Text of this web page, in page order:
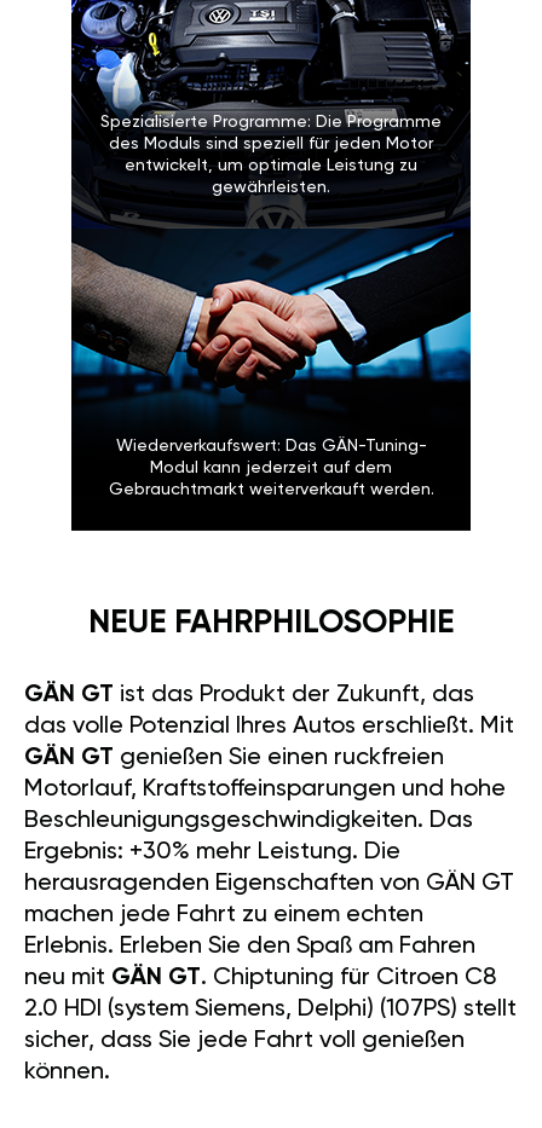
Spezialisierte Programme: Die Programme
des Moduls sind speziell für jeden Motor
entwickelt, um optimale Leistung zu
gewährleisten.
Wiederverkaufswert: Das GÄN-Tuning-
Modul kann jederzeit auf dem
Gebrauchtmarkt weiterverkauft werden.
NEUE FAHRPHILOSOPHIE
GÄN GT ist das Produkt der Zukunft, das
das volle Potenzial Ihres Autos erschließt. Mit
GÄN GT genießen Sie einen ruckfreien
Motorlauf, Kraftstoffeinsparungen und hohe
Beschleunigungsgeschwindigkeiten. Das
Ergebnis: +30% mehr Leistung. Die
herausragenden Eigenschaften von GÄN GT
machen jede Fahrt zu einem echten
Erlebnis. Erleben Sie den Spaß am Fahren
neu mit GÄN GT. Chiptuning für Citroen C8
2.0 HDI (system Siemens, Delphi) (107PS) stellt
sicher, dass Sie jede Fahrt voll genießen
können.